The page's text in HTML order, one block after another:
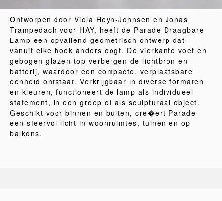
Ontworpen door Viola Heyn-Johnsen en Jonas
Trampedach voor HAY, heeft de Parade Draagbare
Lamp een opvallend geometrisch ontwerp dat
vanuit elke hoek anders oogt. De vierkante voet en
gebogen glazen top verbergen de lichtbron en
batterij, waardoor een compacte, verplaatsbare
eenheid ontstaat. Verkrijgbaar in diverse formaten
en kleuren, functioneert de lamp als individueel
statement, in een groep of als sculpturaal object.
Geschikt voor binnen en buiten, cre�ert Parade
een sfeervol licht in woonruimtes, tuinen en op
balkons.